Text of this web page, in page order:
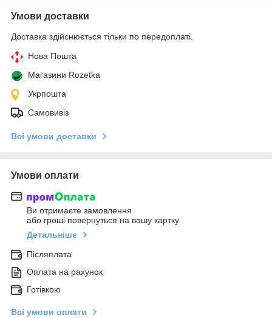
Умови доставки
Доставка здійснюється тільки по передоплаті.
Нова Пошта
Магазини Rozetka
Укрпошта
Самовивіз
Всі умови доставки
Умови оплати
Ви отримаєте замовлення
або гроші повернуться на вашу картку
Детальніше
Післяплата
Оплата на рахунок
Готівкою
Всі умови оплати